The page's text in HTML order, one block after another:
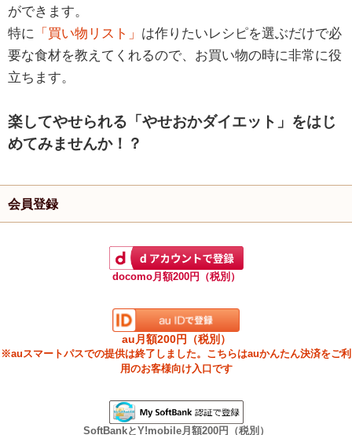
ができます。
特に 「買い物リスト」 は作りたいレシピを選ぶだけで必
要な食材を教えてくれるので、お買い物の時に非常に役
立ちます。
楽してやせられる「やせおかダイエット」をはじ
めてみませんか！？
会員登録
docomo月額200円（税別）
au月額200円（税別）
※auスマートパスでの提供は終了しました。こちらはauかんたん決済をご利
用のお客様向け入口です
SoftBankとY!mobile月額200円（税別）